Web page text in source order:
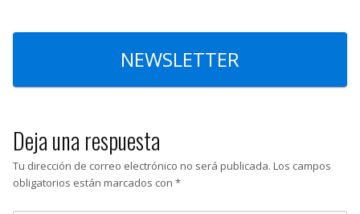
NEWSLETTER
Deja una respuesta
Tu dirección de correo electrónico no será publicada. Los campos
obligatorios están marcados con *